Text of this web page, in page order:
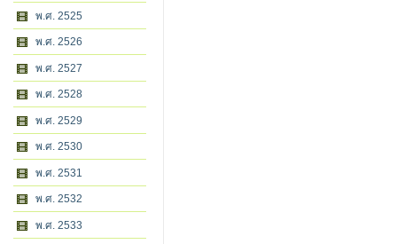
พ.ศ. 2525
พ.ศ. 2526
พ.ศ. 2527
พ.ศ. 2528
พ.ศ. 2529
พ.ศ. 2530
พ.ศ. 2531
พ.ศ. 2532
พ.ศ. 2533